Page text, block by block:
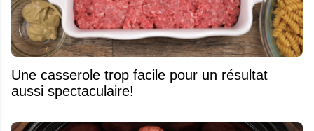
Une casserole trop facile pour un résultat
aussi spectaculaire!